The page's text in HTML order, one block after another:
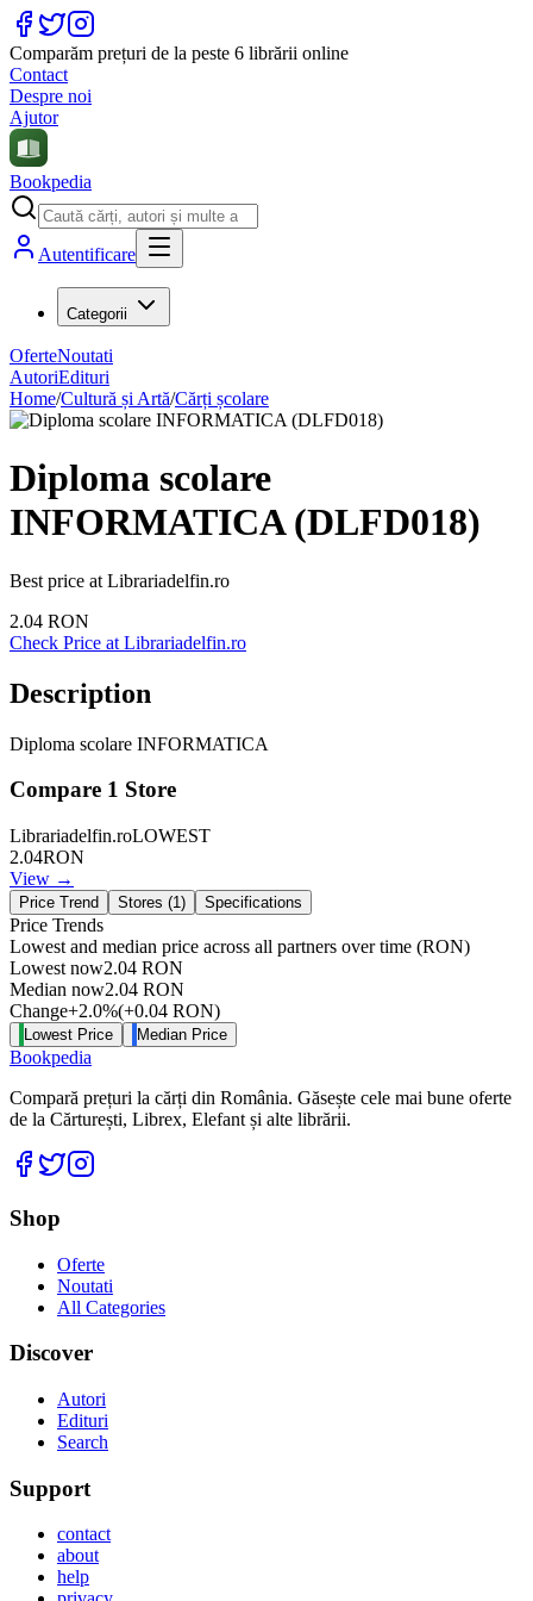
Comparăm prețuri de la peste 6 librării online
Contact
Despre noi
Ajutor
Bookpedia
Autentificare
Categorii
OferteNoutati
AutoriEdituri
Home/Cultură și Artă/Cărți școlare
Diploma scolare
INFORMATICA (DLFD018)
Best price at Librariadelfin.ro
2.04 RON
Check Price at Librariadelfin.ro
Description
Diploma scolare INFORMATICA
Compare 1 Store
Librariadelfin.roLOWEST
2.04RON
View →
Price Trend Stores (1) Specifications
Price Trends
Lowest and median price across all partners over time (RON)
Lowest now2.04 RON
Median now2.04 RON
Change+2.0%(+0.04 RON)
Lowest Price Median Price
Bookpedia
Compară prețuri la cărți din România. Găsește cele mai bune oferte
de la Cărturești, Librex, Elefant și alte librării.
Facebook
Twitter
Shop
Oferte
Noutati
All Categories
Discover
Autori
Edituri
Search
Support
contact
about
help